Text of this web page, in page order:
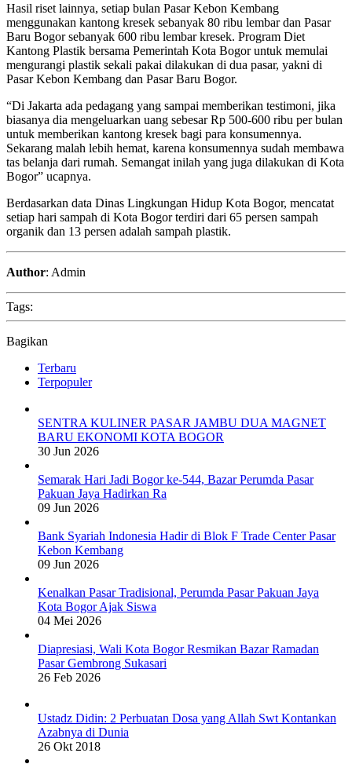
Hasil riset lainnya, setiap bulan Pasar Kebon Kembang
menggunakan kantong kresek sebanyak 80 ribu lembar dan Pasar
Baru Bogor sebanyak 600 ribu lembar kresek. Program Diet
Kantong Plastik bersama Pemerintah Kota Bogor untuk memulai
mengurangi plastik sekali pakai dilakukan di dua pasar, yakni di
Pasar Kebon Kembang dan Pasar Baru Bogor.
“Di Jakarta ada pedagang yang sampai memberikan testimoni, jika
biasanya dia mengeluarkan uang sebesar Rp 500-600 ribu per bulan
untuk memberikan kantong kresek bagi para konsumennya.
Sekarang malah lebih hemat, karena konsumennya sudah membawa
tas belanja dari rumah. Semangat inilah yang juga dilakukan di Kota
Bogor” ucapnya.
Berdasarkan data Dinas Lingkungan Hidup Kota Bogor, mencatat
setiap hari sampah di Kota Bogor terdiri dari 65 persen sampah
organik dan 13 persen adalah sampah plastik.
Author: Admin
Tags:
Bagikan
Terbaru
Terpopuler
SENTRA KULINER PASAR JAMBU DUA MAGNET
BARU EKONOMI KOTA BOGOR
30 Jun 2026
Semarak Hari Jadi Bogor ke-544, Bazar Perumda Pasar
Pakuan Jaya Hadirkan Ra
09 Jun 2026
Bank Syariah Indonesia Hadir di Blok F Trade Center Pasar
Kebon Kembang
09 Jun 2026
Kenalkan Pasar Tradisional, Perumda Pasar Pakuan Jaya
Kota Bogor Ajak Siswa
04 Mei 2026
Diapresiasi, Wali Kota Bogor Resmikan Bazar Ramadan
Pasar Gembrong Sukasari
26 Feb 2026
Ustadz Didin: 2 Perbuatan Dosa yang Allah Swt Kontankan
Azabnya di Dunia
26 Okt 2018